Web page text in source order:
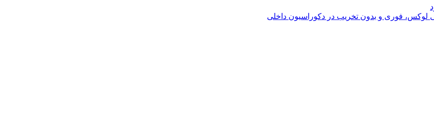
لوکس، فوری و بدون تخریب در دکوراسیون داخلی